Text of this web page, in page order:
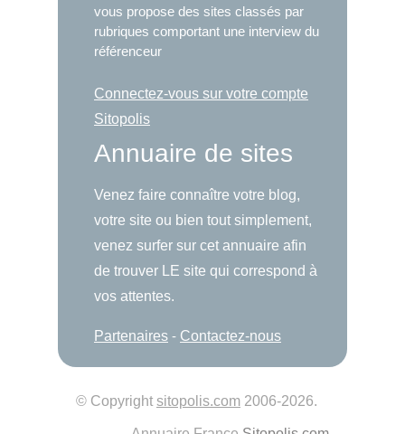
vous propose des sites classés par
rubriques comportant une interview du
référenceur
Connectez-vous sur votre compte
Sitopolis
Annuaire de sites
Venez faire connaître votre blog,
votre site ou bien tout simplement,
venez surfer sur cet annuaire afin
de trouver LE site qui correspond à
vos attentes.
Partenaires - Contactez-nous
© Copyright sitopolis.com 2006-2026.